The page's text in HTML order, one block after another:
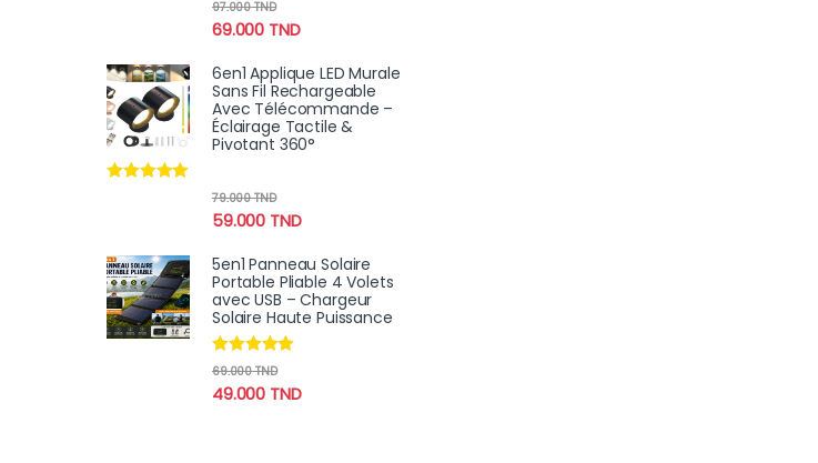
69.000 TND
97.000TND
6en1 Applique LED Murale
Sans Fil Rechargeable
Avec Télécommande –
Éclairage Tactile &
Pivotant 360°
59.000 TND
79.000TND
5en1 Panneau Solaire
Portable Pliable 4 Volets
avec USB – Chargeur
Solaire Haute Puissance
Note4.78
49.000 TND
69.000TND